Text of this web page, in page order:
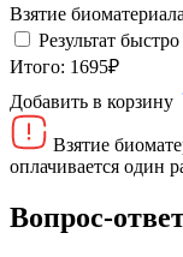
Взятие
Результат быстро
Итого: 1695₽
Добавить в корзину
Взятие
оплачивается один
Вопрос-